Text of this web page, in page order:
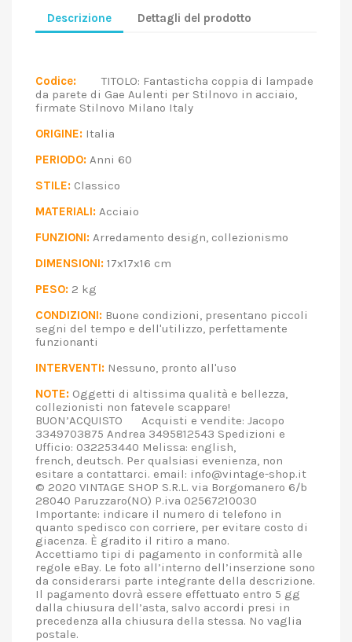
Descrizione Dettagli del prodotto
Codice: TITOLO: Fantasticha coppia di lampade
da parete di Gae Aulenti per Stilnovo in acciaio,
firmate Stilnovo Milano Italy
ORIGINE: Italia
PERIODO: Anni 60
STILE: Classico
MATERIALI: Acciaio
FUNZIONI: Arredamento design, collezionismo
DIMENSIONI: 17x17x16 cm
PESO: 2 kg
CONDIZIONI: Buone condizioni, presentano piccoli
segni del tempo e dell'utilizzo, perfettamente
funzionanti
INTERVENTI: Nessuno, pronto all'uso
NOTE: Oggetti di altissima qualità e bellezza,
collezionisti non fatevele scappare!
BUON’ACQUISTO Acquisti e vendite: Jacopo
3349703875 Andrea 3495812543 Spedizioni e
Ufficio: 032253440 Melissa: english,
french, deutsch. Per qualsiasi evenienza, non
esitare a contattarci. email: info@vintage-shop.it
© 2020 VINTAGE SHOP S.R.L. via Borgomanero 6/b
28040 Paruzzaro(NO) P.iva 02567210030
Importante: indicare il numero di telefono in
quanto spedisco con corriere, per evitare costo di
giacenza. È gradito il ritiro a mano.
Accettiamo tipi di pagamento in conformità alle
regole eBay. Le foto all’interno dell’inserzione sono
da considerarsi parte integrante della descrizione.
Il pagamento dovrà essere effettuato entro 5 gg
dalla chiusura dell’asta, salvo accordi presi in
precedenza alla chiusura della stessa. No vaglia
postale.